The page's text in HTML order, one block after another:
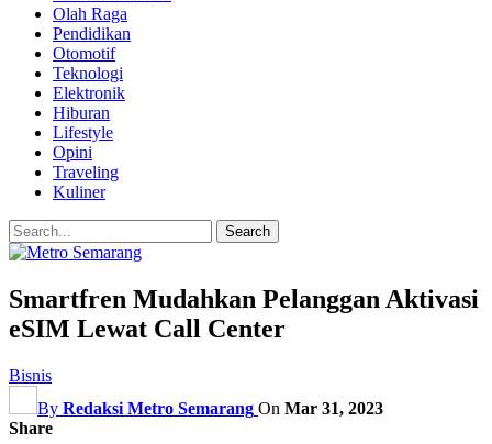
Olah Raga
Pendidikan
Otomotif
Teknologi
Elektronik
Hiburan
Lifestyle
Opini
Traveling
Kuliner
Smartfren Mudahkan Pelanggan Aktivasi
eSIM Lewat Call Center
Bisnis
By Redaksi Metro Semarang On Mar 31, 2023
Share